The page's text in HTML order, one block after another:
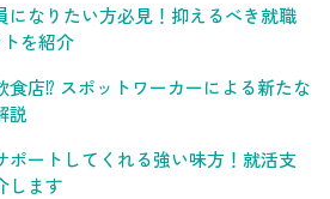
になりたい方必見！抑えるべき就職
を紹介
食店⁉︎ スポットワーカーによる新たな
説
ポートしてくれる強い味方！就活支
します